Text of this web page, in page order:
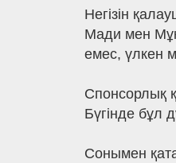
Негізін
Мади мен
емес, үлкен
Спонсорлық
Бүгінде бұл
Сонымен